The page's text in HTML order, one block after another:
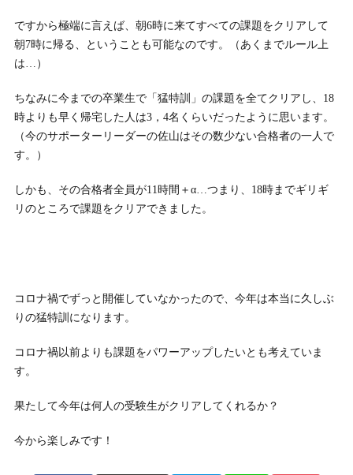
ですから極端に言えば、朝6時に来てすべての課題をクリアして
朝7時に帰る、ということも可能なのです。（あくまでルール上
は…）
ちなみに今までの卒業生で「猛特訓」の課題を全てクリアし、18
時よりも早く帰宅した人は3，4名くらいだったように思います。
（今のサポーターリーダーの佐山はその数少ない合格者の一人で
す。）
しかも、その合格者全員が11時間＋α…つまり、18時までギリギ
リのところで課題をクリアできました。
コロナ禍でずっと開催していなかったので、今年は本当に久しぶ
りの猛特訓になります。
コロナ禍以前よりも課題をパワーアップしたいとも考えていま
す。
果たして今年は何人の受験生がクリアしてくれるか？
今から楽しみです！